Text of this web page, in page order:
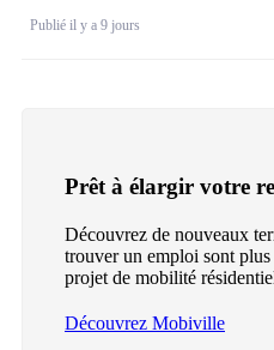
Publié il y a 9 jours
Prêt à élargir votre
Découvrez de nouveaux
trouver un emploi sont
projet de mobilité
Découvrez Mobiville